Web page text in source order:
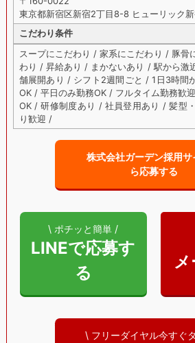
東京都新宿区新宿2丁目8-8 ヒューリック
こだわり条件
スープにこだわり / 家系にこだわり / 豚骨
わり / 昇給あり / まかないあり / 駅から激
舗展開あり / シフト2週間ごと / 1日3時間
OK / 平日のみ勤務OK / フルタイム勤務歓
OK / 研修制度あり / 社員登用あり / 髪型
り歓迎 /
株式会社ガーデン採用サ
ら応募する
\ ポチッと簡単 /
LINEで応募す
る
\ フリーダイヤル今すぐ